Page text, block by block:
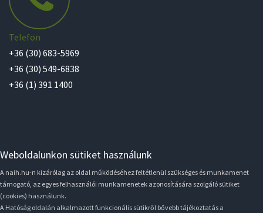
Telefon
+36 (30) 683-5969
+36 (30) 549-6838
+36 (1) 391 1400
Weboldalunkon sütiket használunk
A naih.hu-n kizárólag az oldal működéséhez feltétlenül szükséges és munkamenet
támogató, az egyes felhasználói munkamenetek azonosítására szolgáló sütiket
(cookies) használunk.
A Hatóság oldalán alkalmazott funkcionális sütikről bővebb tájékoztatás a